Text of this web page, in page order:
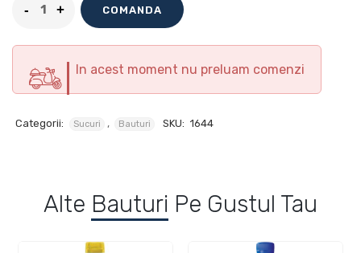
COMANDA
In acest moment nu preluam comenzi
Categorii: Sucuri , Bauturi SKU: 1644
Alte Bauturi Pe Gustul Tau